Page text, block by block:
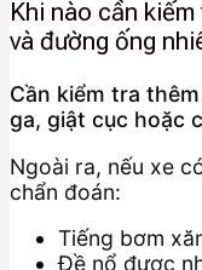
Khi nào cần
và đường ống
Cần kiểm tra
ga, giật cục hoặc
Ngoài ra, nếu xe
chẩn đoán:
Tiếng bơm
Đề nổ được